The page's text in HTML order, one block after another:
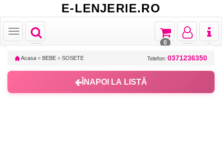
E-LENJERIE.RO
Toggle
navigation
Toggle
Toggle
navigation
Toggle
navigation
Toggle
navigation
0
Acasa » BEBE » SOSETE Telefon: 0371236350
ÎNAPOI LA LISTĂ